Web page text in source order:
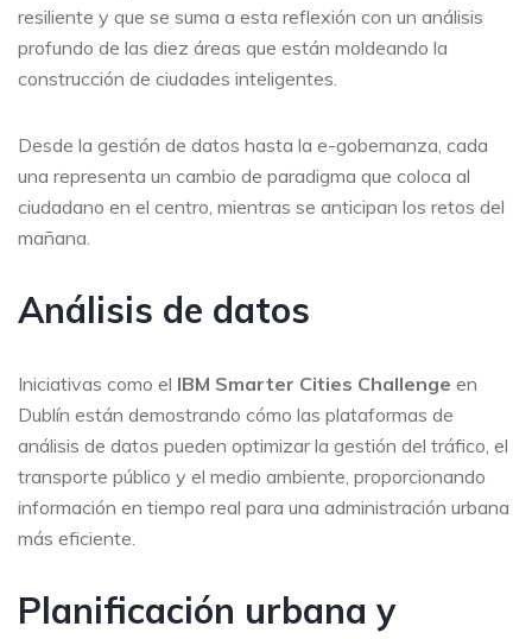
resiliente y que se suma a esta reflexión con un análisis
profundo de las diez áreas que están moldeando la
construcción de ciudades inteligentes.
Desde la gestión de datos hasta la e-gobernanza, cada
una representa un cambio de paradigma que coloca al
ciudadano en el centro, mientras se anticipan los retos del
mañana.
Análisis de datos
Iniciativas como el IBM Smarter Cities Challenge en
Dublín están demostrando cómo las plataformas de
análisis de datos pueden optimizar la gestión del tráfico, el
transporte público y el medio ambiente, proporcionando
información en tiempo real para una administración urbana
más eficiente.
Planificación urbana y